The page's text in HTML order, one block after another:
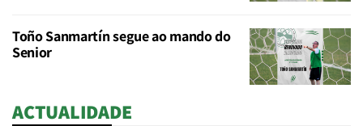
Toño Sanmartín segue ao mando do
Senior
ACTUALIDADE